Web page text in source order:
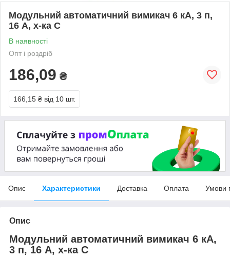
Модульний автоматичний вимикач 6 кА, 3 п,
16 А, х-ка С
В наявності
Опт і роздріб
186,09 ₴
166,15 ₴ від 10 шт.
Опис Характеристики Доставка Оплата Умови
Опис
Модульний автоматичний вимикач 6 кА,
3 п, 16 А, х-ка С